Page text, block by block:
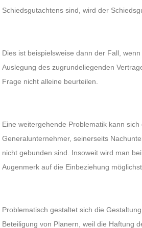
Schiedsgutachtens sind, wird der
Dies ist beispielsweise dann der Fall,
Auslegung des zugrundeliegenden
Frage nicht alleine beurteilen.
Eine weitergehende Problematik kann
Generalunternehmer, seinerseits
nicht gebunden sind. Insoweit wird man
Augenmerk auf die Einbeziehung
Problematisch gestaltet sich die
Beteiligung von Planern, weil die Haftung